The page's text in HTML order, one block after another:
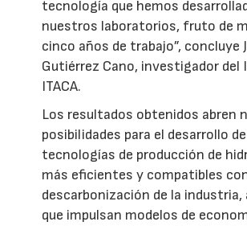
tecnología que hemos
nuestros laboratorios, fruto de
cinco años de trabajo”, concluye
Gutiérrez Cano, investigador
ITACA.
Los resultados obtenidos abren
posibilidades para el desarrollo de
tecnologías de producción de
más eficientes y compatibles
descarbonización de la industria,
que impulsan modelos de